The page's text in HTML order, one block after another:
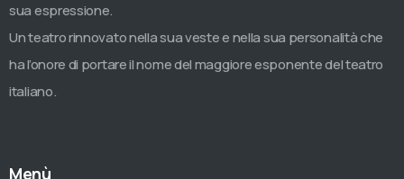
sua espressione.
Un teatro rinnovato nella sua veste e nella sua personalità che
ha l’onore di portare il nome del maggiore esponente del teatro
italiano.
Menù